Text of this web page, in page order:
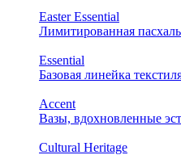
Easter Essential
Лимитированная
Essential
Базовая линейка
Accent
Вазы, вдохновленные
Cultural Heritage